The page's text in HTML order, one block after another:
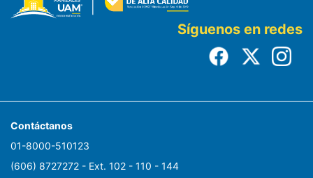
Síguenos en redes
Contáctanos
01-8000-510123
(606) 8727272 - Ext. 102 - 110 - 144